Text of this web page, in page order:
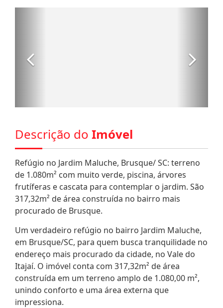
Descrição do Imóvel
Refúgio no Jardim Maluche, Brusque/ SC: terreno
de 1.080m² com muito verde, piscina, árvores
frutíferas e cascata para contemplar o jardim. São
317,32m² de área construída no bairro mais
procurado de Brusque.
Um verdadeiro refúgio no bairro Jardim Maluche,
em Brusque/SC, para quem busca tranquilidade no
endereço mais procurado da cidade, no Vale do
Itajaí. O imóvel conta com 317,32m² de área
construída em um terreno amplo de 1.080,00 m²,
unindo conforto e uma área externa que
impressiona.